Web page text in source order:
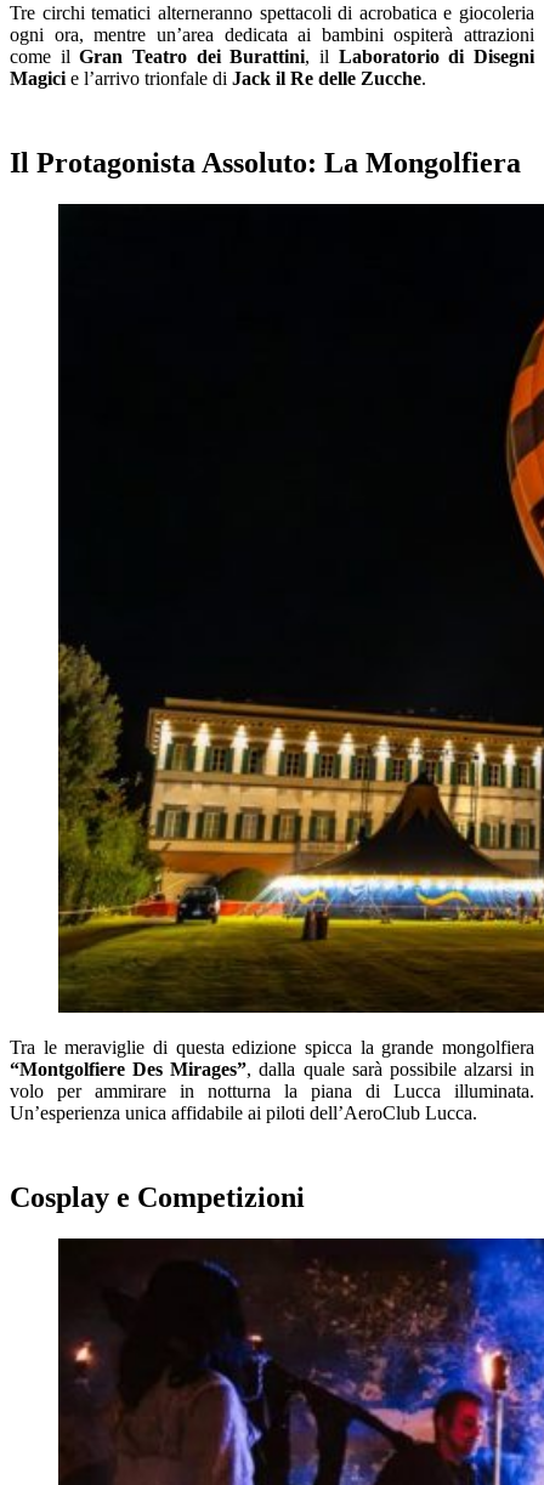
Tre circhi tematici alterneranno spettacoli di acrobatica e giocoleria
ogni ora, mentre un’area dedicata ai bambini ospiterà attrazioni
come ilGran Teatro dei Burattini, il Laboratorio di Disegni
Magici e l’arrivo trionfale di Jack il Re delle Zucche.
Il Protagonista Assoluto: La Mongolfiera
Tra le meraviglie di questa edizione spicca la grande mongolfiera
“Montgolfiere Des Mirages”, dalla quale sarà possibile alzarsi in
volo per ammirare in notturna la piana di Lucca illuminata.
Un’esperienza unica affidabile ai piloti dell’AeroClub Lucca.
Cosplay e Competizioni